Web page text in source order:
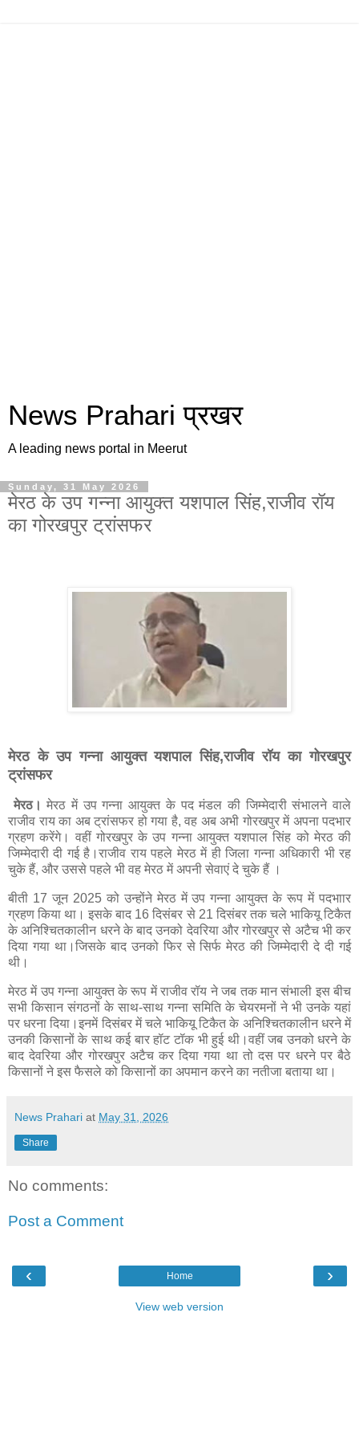
News Prahari प्रखर
A leading news portal in Meerut
Sunday, 31 May 2026
मेरठ के उप गन्ना आयुक्त यशपाल सिंह,राजीव रॉय
का गोरखपुर ट्रांसफर
मेरठ के उप गन्ना आयुक्त यशपाल सिंह,राजीव रॉय का गोरखपुर
ट्रांसफर
मेरठ। मेरठ में उप गन्ना आयुक्त के पद मंडल की जिम्मेदारी संभालने वाले
राजीव राय का अब ट्रांसफर हो गया है, वह अब अभी गोरखपुर में अपना पदभार
ग्रहण करेंगे। वहीं गोरखपुर के उप गन्ना आयुक्त यशपाल सिंह को मेरठ की
जिम्मेदारी दी गई है।राजीव राय पहले मेरठ में ही जिला गन्ना अधिकारी भी रह
चुके हैं, और उससे पहले भी वह मेरठ में अपनी सेवाएं दे चुके हैं ।
बीती 17 जून 2025 को उन्होंने मेरठ में उप गन्ना आयुक्त के रूप में पदभाार
ग्रहण किया था। इसके बाद 16 दिसंबर से 21 दिसंबर तक चले भाकियू टिकैत
के अनिश्चितकालीन धरने के बाद उनको देवरिया और गोरखपुर से अटैच भी कर
दिया गया था।जिसके बाद उनको फिर से सिर्फ मेरठ की जिम्मेदारी दे दी गई
थी।
मेरठ में उप गन्ना आयुक्त के रूप में राजीव रॉय ने जब तक मान संभाली इस बीच
सभी किसान संगठनों के साथ-साथ गन्ना समिति के चेयरमनों ने भी उनके यहां
पर धरना दिया।इनमें दिसंबर में चले भाकियू टिकैत के अनिश्चितकालीन धरने में
उनकी किसानों के साथ कई बार हॉट टॉक भी हुई थी।वहीं जब उनको धरने के
बाद देवरिया और गोरखपुर अटैच कर दिया गया था तो दस पर धरने पर बैठे
किसानों ने इस फैसले को किसानों का अपमान करने का नतीजा बताया था।
News Prahari at May 31, 2026
Share
No comments:
Post a Comment
‹ ›
Home
View web version